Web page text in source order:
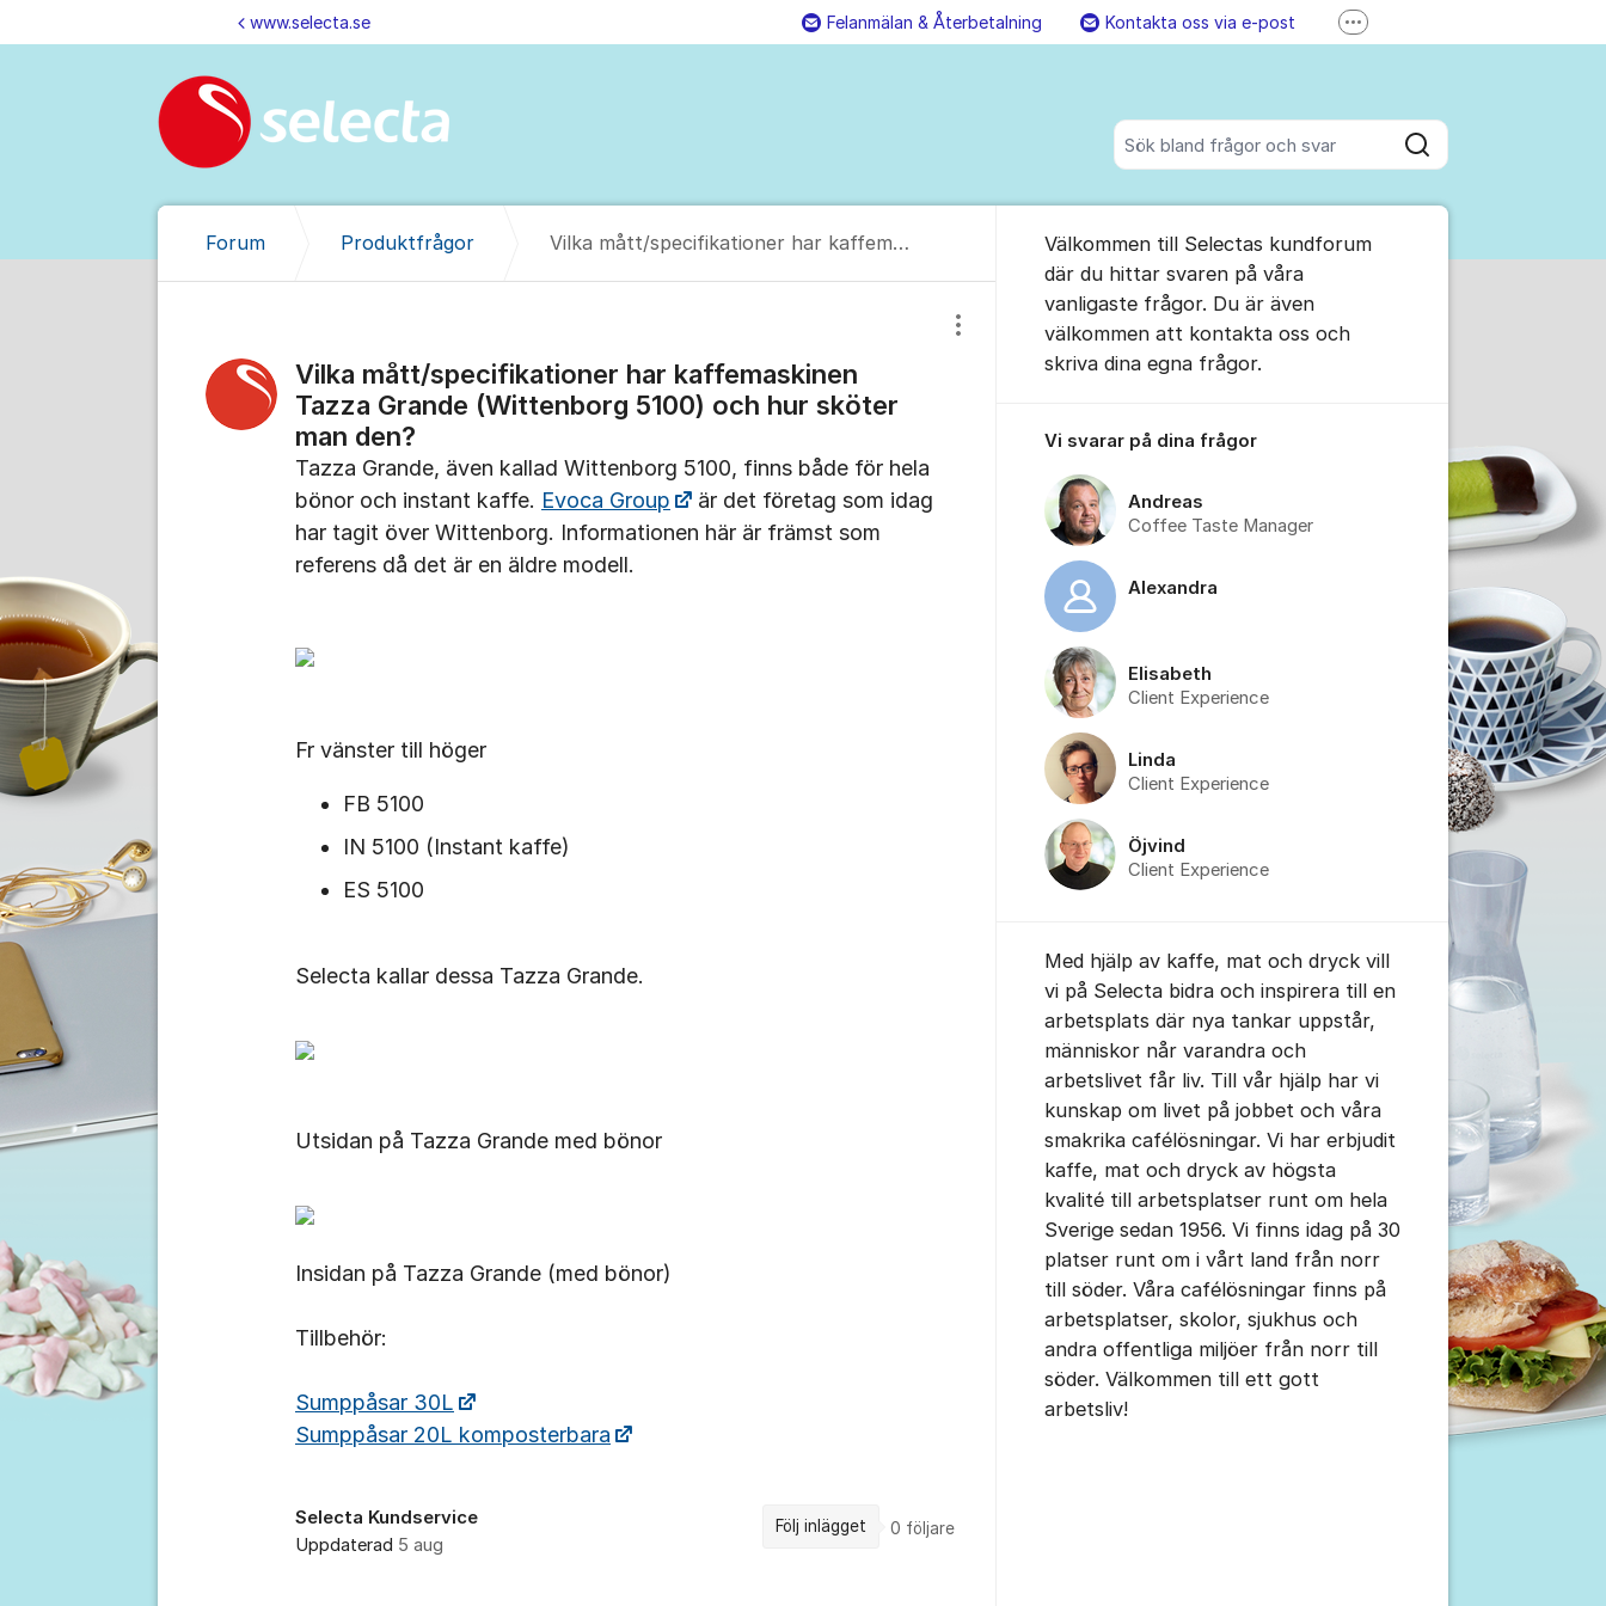
Sök bland alla inlägg
Sök
www.selecta.se Felanmälan & Återbetalning Kontakta oss via e-post Fler supportlänkar
Forum Produktfrågor Vilka mått/specifikationer har kaffemaskinen Tazza Grande (Wittenborg 5100) och hur sköter man den?
Vilka mått/specifikationer har kaffemaskinen
Tazza Grande (Wittenborg 5100) och hur sköter
man den?
Visa/dölj inställningar för inlägg/kommentar
Tazza Grande, även kallad Wittenborg 5100, finns både för hela
bönor och instant kaffe. Evoca Group
är det företag som idag
har tagit över Wittenborg. Informationen här är främst som
referens då det är en äldre modell.
Fr vänster till höger
FB 5100
IN 5100 (Instant kaffe)
ES 5100
Selecta kallar dessa Tazza Grande.
Utsidan på Tazza Grande med bönor
Insidan på Tazza Grande (med bönor)
Tillbehör:
Sumppåsar 30L
Sumppåsar 20L komposterbara
Selecta Kundservice
Uppdaterad 5 aug
Följ inlägget 0 följare
Välkommen till Selectas kundforum
där du hittar svaren på våra
vanligaste frågor. Du är även
välkommen att kontakta oss och
skriva dina egna frågor.
Vi svarar på dina frågor
Andreas
Coffee Taste Manager
Alexandra
Elisabeth
Client Experience
Linda
Client Experience
Öjvind
Client Experience
Med hjälp av kaffe, mat och dryck vill
vi på Selecta bidra och inspirera till en
arbetsplats där nya tankar uppstår,
människor når varandra och
arbetslivet får liv. Till vår hjälp har vi
kunskap om livet på jobbet och våra
smakrika cafélösningar. Vi har erbjudit
kaffe, mat och dryck av högsta
kvalité till arbetsplatser runt om hela
Sverige sedan 1956. Vi finns idag på 30
platser runt om i vårt land från norr
till söder. Våra cafélösningar finns på
arbetsplatser, skolor, sjukhus och
andra offentliga miljöer från norr till
söder. Välkommen till ett gott
arbetsliv!